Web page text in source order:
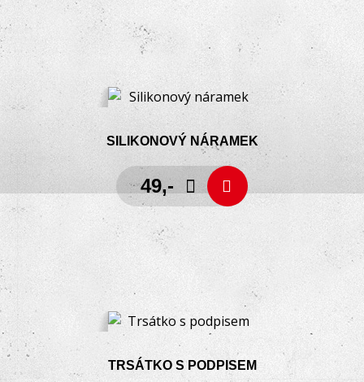
SILIKONOVÝ NÁRAMEK
49,-
TRSÁTKO S PODPISEM